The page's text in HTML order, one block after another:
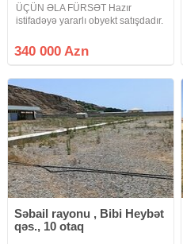
ÜÇÜN ƏLA FÜRSƏT Hazır
istifadəyə yararlı obyekt satışdadır.
sahələri üçün çox əlverişli
seçimdir. 3 faza sənaye elektrik
340 000 Azn
Səbail rayonu , Bibi Heybət
qəs., 10 otaq